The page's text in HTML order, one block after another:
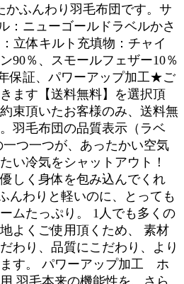
かふんわり羽毛布団です。サ
：ニューゴールドラベルかさ
立体キルト充填物：チャイ
90％、スモールフェザー10％
保証、パワーアップ加工★ご
ます【送料無料】を選択頂
束頂いたお客様のみ、送料無
羽毛布団の品質表示（ラベ
つ一つが、あったかい空気
い冷気をシャットアウト！
しく身体を包み込んでくれ
んわりと軽いのに、とっても
ムたっぷり。 1人でも多くの
よくご使用頂くため、 素材
わり、品質にこだわり、より
す。 パワーアップ加工 ホ
羽毛本来の機能性を、さら